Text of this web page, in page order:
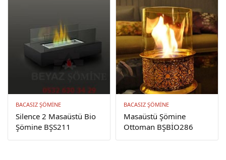
BACASIZ ŞÖMINE
Silence 2 Masaüstü Bio
Şömine BŞS211
BACASIZ ŞÖMINE
Masaüstü Şömine
Ottoman BŞBİO286